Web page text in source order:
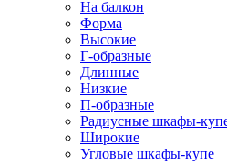
На балкон
Форма
Высокие
Г-образные
Длинные
Низкие
П-образные
Радиусные шкафы-
Широкие
Угловые шкафы-купе